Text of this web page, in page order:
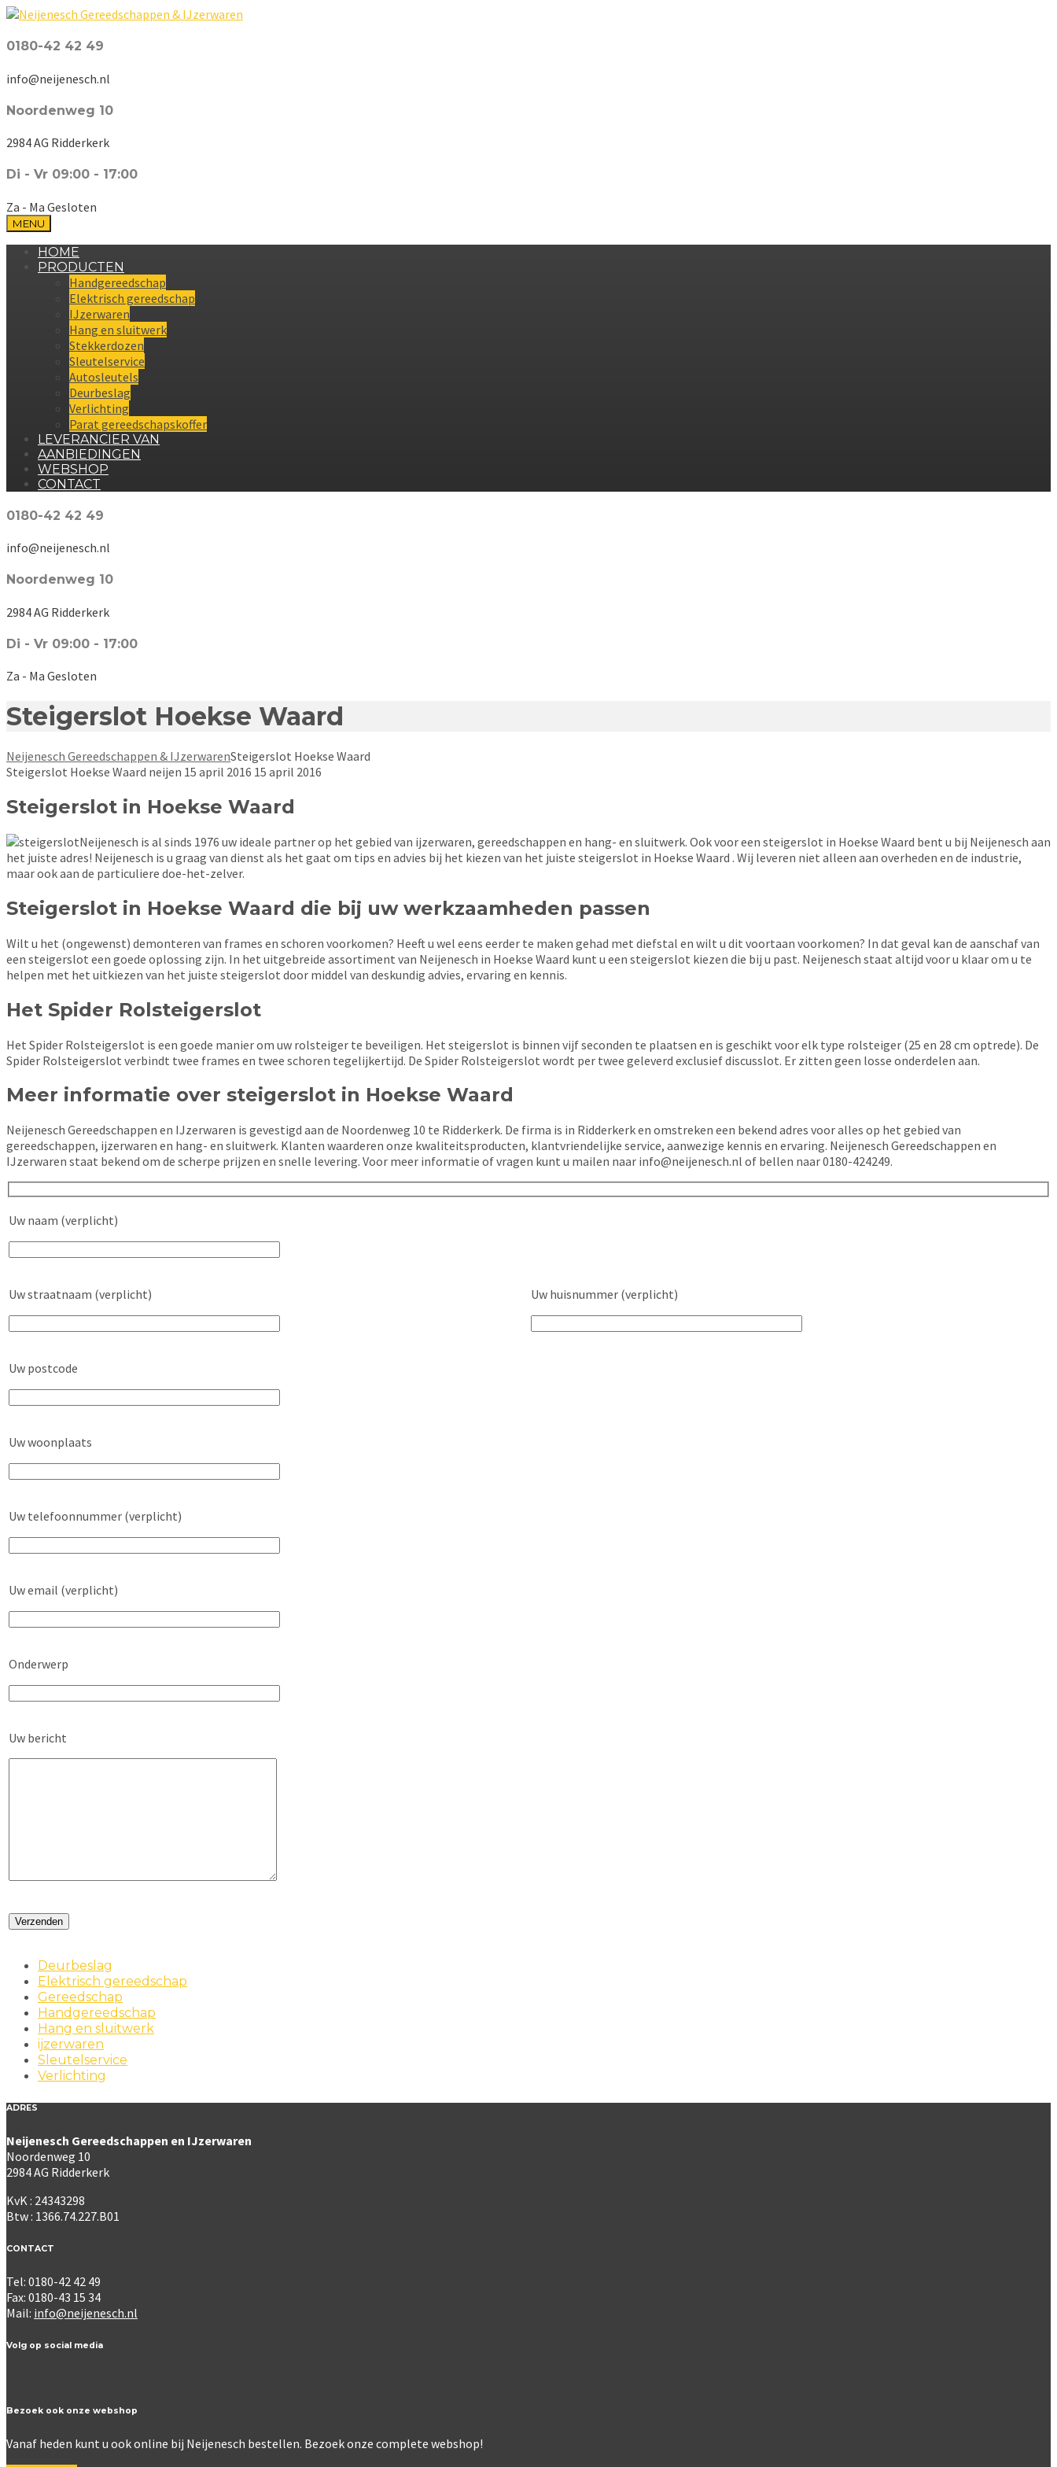
0180-42 42 49
info@neijenesch.nl
Noordenweg 10
2984 AG Ridderkerk
Di - Vr 09:00 - 17:00
Za - Ma Gesloten
MENU
HOME
PRODUCTEN
Handgereedschap
Elektrisch gereedschap
IJzerwaren
Hang en sluitwerk
Stekkerdozen
Sleutelservice
Autosleutels
Deurbeslag
Verlichting
Parat gereedschapskoffer
LEVERANCIER VAN
AANBIEDINGEN
WEBSHOP
CONTACT
0180-42 42 49
info@neijenesch.nl
Noordenweg 10
2984 AG Ridderkerk
Di - Vr 09:00 - 17:00
Za - Ma Gesloten
Steigerslot Hoekse Waard
Neijenesch Gereedschappen & IJzerwarenSteigerslot Hoekse Waard
Steigerslot Hoekse Waard neijen 15 april 2016 15 april 2016
Steigerslot in Hoekse Waard
Neijenesch is al sinds 1976 uw ideale partner op het gebied van ijzerwaren, gereedschappen en hang- en sluitwerk. Ook voor een steigerslot in Hoekse Waard bent u bij Neijenesch aan
het juiste adres! Neijenesch is u graag van dienst als het gaat om tips en advies bij het kiezen van het juiste steigerslot in Hoekse Waard . Wij leveren niet alleen aan overheden en de industrie,
maar ook aan de particuliere doe-het-zelver.
Steigerslot in Hoekse Waard die bij uw werkzaamheden passen
Wilt u het (ongewenst) demonteren van frames en schoren voorkomen? Heeft u wel eens eerder te maken gehad met diefstal en wilt u dit voortaan voorkomen? In dat geval kan de aanschaf van
een steigerslot een goede oplossing zijn. In het uitgebreide assortiment van Neijenesch in Hoekse Waard kunt u een steigerslot kiezen die bij u past. Neijenesch staat altijd voor u klaar om u te
helpen met het uitkiezen van het juiste steigerslot door middel van deskundig advies, ervaring en kennis.
Het Spider Rolsteigerslot
Het Spider Rolsteigerslot is een goede manier om uw rolsteiger te beveiligen. Het steigerslot is binnen vijf seconden te plaatsen en is geschikt voor elk type rolsteiger (25 en 28 cm optrede). De
Spider Rolsteigerslot verbindt twee frames en twee schoren tegelijkertijd. De Spider Rolsteigerslot wordt per twee geleverd exclusief discusslot. Er zitten geen losse onderdelen aan.
Meer informatie over steigerslot in Hoekse Waard
Neijenesch Gereedschappen en IJzerwaren is gevestigd aan de Noordenweg 10 te Ridderkerk. De firma is in Ridderkerk en omstreken een bekend adres voor alles op het gebied van
gereedschappen, ijzerwaren en hang- en sluitwerk. Klanten waarderen onze kwaliteitsproducten, klantvriendelijke service, aanwezige kennis en ervaring. Neijenesch Gereedschappen en
IJzerwaren staat bekend om de scherpe prijzen en snelle levering. Voor meer informatie of vragen kunt u mailen naar info@neijenesch.nl of bellen naar 0180-424249.
Uw naam (verplicht)
Uw straatnaam (verplicht) Uw huisnummer (verplicht)
Uw postcode
Uw woonplaats
Uw telefoonnummer (verplicht)
Uw email (verplicht)
Onderwerp
Uw bericht
Deurbeslag
Elektrisch gereedschap
Gereedschap
Handgereedschap
Hang en sluitwerk
ijzerwaren
Sleutelservice
Verlichting
ADRES
Neijenesch Gereedschappen en IJzerwaren
Noordenweg 10
2984 AG Ridderkerk
KvK : 24343298
Btw : 1366.74.227.B01
CONTACT
Tel: 0180-42 42 49
Fax: 0180-43 15 34
Mail: info@neijenesch.nl
Volg op social media
Bezoek ook onze webshop
Vanaf heden kunt u ook online bij Neijenesch bestellen. Bezoek onze complete webshop!